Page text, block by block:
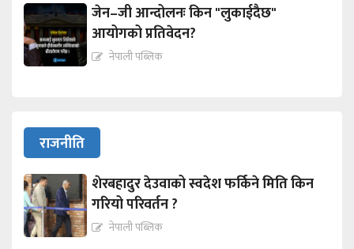
जेन–जी आन्दोलनः किन "लुकाईदैछ"
आयोगको प्रतिवेदन?
नेपाली पब्लिक
राजनीति
शेरबहादुर देउवाको स्वदेश फर्किने मिति किन
गरियो परिवर्तन ?
नेपाली पब्लिक